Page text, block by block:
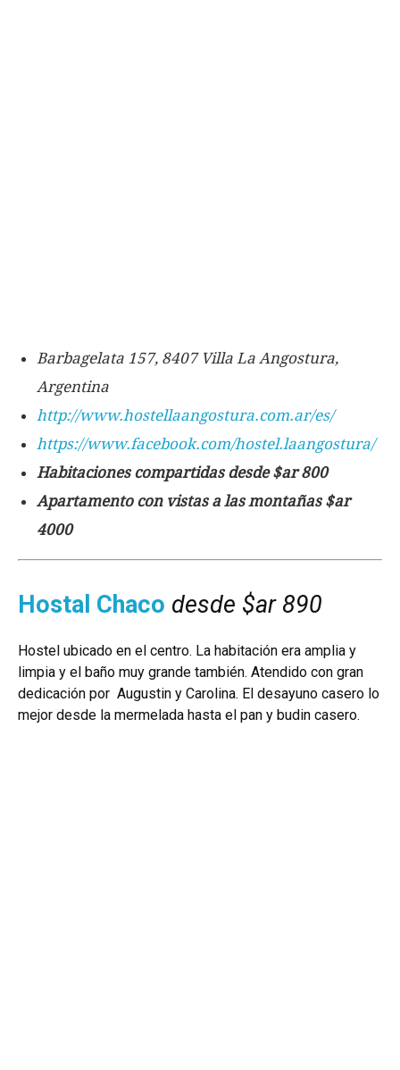
Barbagelata 157, 8407 Villa La Angostura,
Argentina
http://www.hostellaangostura.com.ar/es/
https://www.facebook.com/hostel.laangostura/
Habitaciones compartidas desde $ar 800
Apartamento con vistas a las montañas $ar
4000
Hostal Chaco desde $ar 890
Hostel ubicado en el centro. La habitación era amplia y
limpia y el baño muy grande también. Atendido con gran
dedicación por Augustin y Carolina. El desayuno casero lo
mejor desde la mermelada hasta el pan y budin casero.